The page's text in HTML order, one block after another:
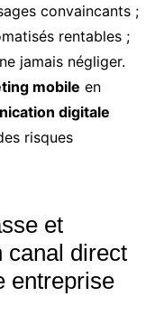
convaincants ;
rentables ;
jamais négliger.
mobile en
digitale
risques
et
canal direct
entreprise